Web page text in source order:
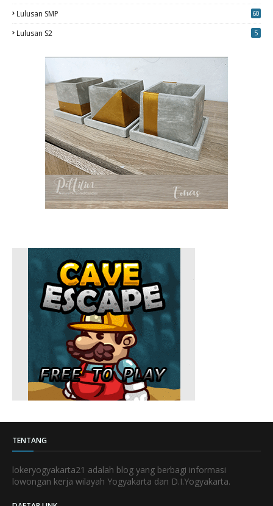
Lulusan SMP 60
Lulusan S2 5
TENTANG
lokeryogyakarta21 adalah blog yang berbagi informasi
lowongan kerja wilayah Yogyakarta dan D.I.Yogyakarta.